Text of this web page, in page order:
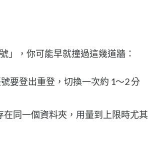
」，你可能早就撞過這幾道牆：
要登出重登，切換一次約 1～2 分
在同一個資料夾，用量到上限時尤其